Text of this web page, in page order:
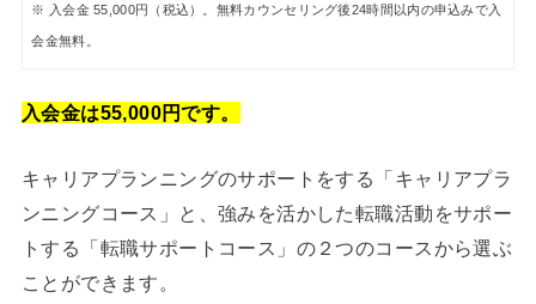
※ 入会金 55,000円（税込）。無料カウンセリング後24時間以内の申込みで入
会金無料。
入会金は55,000円です。
キャリアプランニングのサポートをする「キャリアプラ
ンニングコース」と、強みを活かした転職活動をサポー
トする「転職サポートコース」の２つのコースから選ぶ
ことができます。